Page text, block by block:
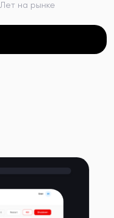
Лет на рынке